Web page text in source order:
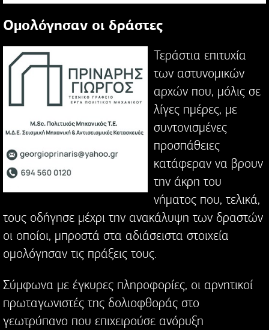
Ομολόγησαν οι δράστες
Τεράστια επιτυχία
των αστυνομικών
αρχών που, μόλις σε
λίγες ημέρες, με
συντονισμένες
προσπάθειες
κατάφεραν να βρουν
την άκρη του
νήματος που, τελικά,
τους οδήγησε μέχρι την ανακάλυψη των δραστών
οι οποίοι, μπροστά στα αδιάσειστα στοιχεία
ομολόγησαν τις πράξεις τους.
Σύμφωνα με έγκυρες πληροφορίες, οι αρνητικοί
πρωταγωνιστές της δολιοφθοράς στο
γεωτρύπανο που επιχειρούσε ανόρυξη